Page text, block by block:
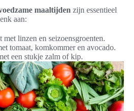
maaltijden zijn essentieel
aan:
met linzen en seizoensgroenten.
tomaat, komkommer en avocado.
een stukje zalm of kip.